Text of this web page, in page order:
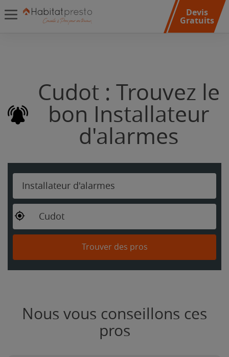
Devis
Gratuits
Cudot : Trouvez le
bon Installateur
d'alarmes
Installateur d'alarmes
Cudot
Trouver des pros
Nous vous conseillons ces
pros